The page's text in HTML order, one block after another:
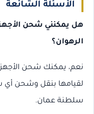
الأسئلة الشائعة
هل يمكنني شحن
الرهوان؟
نعم، يمكنك شحن
لقيامها بنقل وشحن أي
سلطنة عمان.